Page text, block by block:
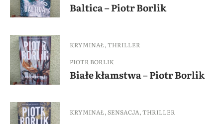
Baltica – Piotr Borlik
KRYMINAŁ,THRILLER
PIOTR BORLIK
Białe kłamstwa – Piotr Borlik
KRYMINAŁ,SENSACJA,THRILLER